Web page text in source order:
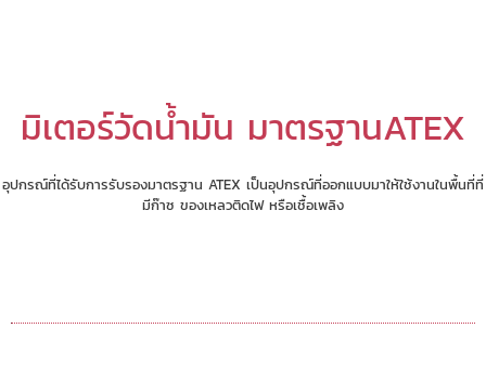
มิเตอร์วัดน้ำมัน มาตรฐานATEX
อุปกรณ์ที่ได้รับการรับรองมาตรฐาน ATEX เป็นอุปกรณ์ที่ออกแบบมาให้ใช้งานในพื้นที่ที่
มีก๊าซ ของเหลวติดไฟ หรือเชื้อเพลิง